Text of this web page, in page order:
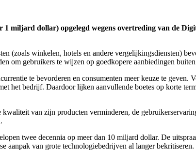
1 miljard dollar) opgelegd wegens overtreding van de
(zoals winkelen, hotels en andere vergelijkingsdiensten)
om gebruikers te wijzen op goedkopere aanbiedingen
te bevorderen en consumenten meer keuze te geven.
het bedrijf. Daardoor lijken aanvullende boetes op korte
van zijn producten verminderen, de
twee decennia op meer dan 10 miljard dollar. De
aanpak van grote technologiebedrijven al langer bekritiseren.